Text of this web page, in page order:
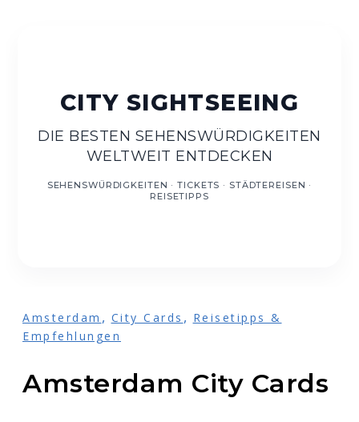
DIE BESTEN SEHENSWÜRDIGKEITEN
WELTWEIT ENTDECKEN
Amsterdam , City Cards , Reisetipps &
Empfehlungen
Amsterdam City Cards